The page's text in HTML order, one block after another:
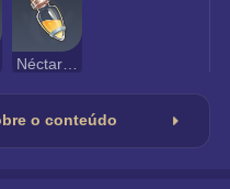
Néctar da Flor Gigante
o conteúdo